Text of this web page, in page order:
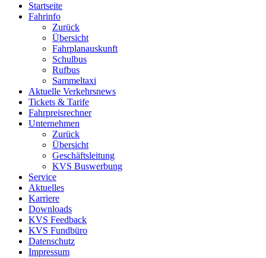
Startseite
Fahrinfo
Zurück
Übersicht
Fahrplanauskunft
Schulbus
Rufbus
Sammeltaxi
Aktuelle Verkehrsnews
Tickets & Tarife
Fahrpreisrechner
Unternehmen
Zurück
Übersicht
Geschäftsleitung
KVS Buswerbung
Service
Aktuelles
Karriere
Downloads
KVS Feedback
KVS Fundbüro
Datenschutz
Impressum